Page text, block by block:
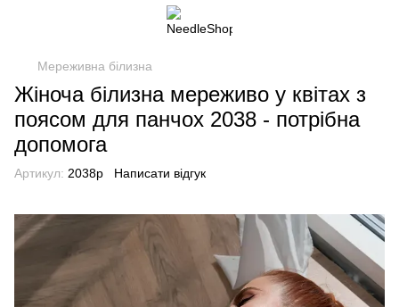
Мереживна білизна
Жіноча білизна мереживо у квітах з
поясом для панчох 2038 - потрібна
допомога
Артикул: 2038p Написати відгук